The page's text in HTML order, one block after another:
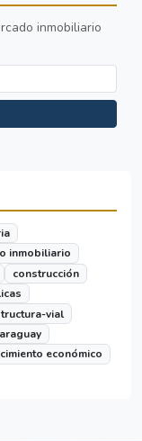
inmobiliario
inmobiliario
construcción
vial
económico